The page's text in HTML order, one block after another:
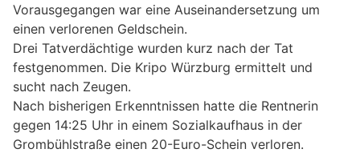
Vorausgegangen war eine Auseinandersetzung um
einen verlorenen Geldschein.
Drei Tatverdächtige wurden kurz nach der Tat
festgenommen. Die Kripo Würzburg ermittelt und
sucht nach Zeugen.
Nach bisherigen Erkenntnissen hatte die Rentnerin
gegen 14:25 Uhr in einem Sozialkaufhaus in der
Grombühlstraße einen 20-Euro-Schein verloren.